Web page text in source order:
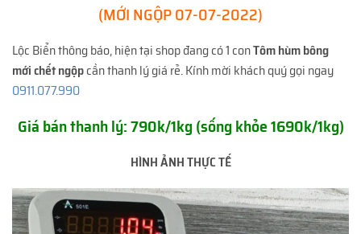
(MỚI NGỘP 07-07-2022)
Lộc Biển thông báo, hiện tại shop đang có 1 conTôm hùm bông
mới chết ngộpcần thanh lý giá rẻ. Kính mời khách quý gọi ngay
0911.077.990
Giá bán thanh lý: 790k/1kg (sống khỏe 1690k/1kg)
HÌNH ẢNH THỰC TẾ